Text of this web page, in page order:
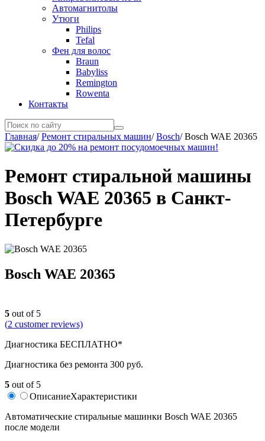
Автомагнитолы
Утюги
Philips
Tefal
Фен для волос
Braun
Babyliss
Remington
Rowenta
Контакты
Главная/Ремонт стиральных машин/Bosch/Bosch WAE 20365
Ремонт стиральной машины
Bosch WAE 20365 в Санкт-
Петербурге
Bosch WAE 20365
5 out of 5
(2 customer reviews)
Диагностика БЕСПЛАТНО*
Диагностика без ремонта 300 руб.
5 out of 5
ОписаниеХарактеристики
Автоматические стиральные машинки Bosch WAE 20365
после модели